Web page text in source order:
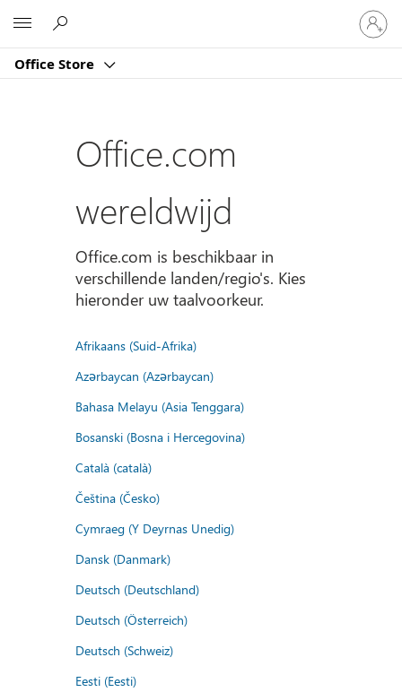
Office Store
Meld
je
aan
je
Office.com
wereldwijd
Office.com is beschikbaar in
verschillende landen/regio's. Kies
hieronder uw taalvoorkeur.
Afrikaans (Suid-Afrika)
Azərbaycan (Azərbaycan)
Bahasa Melayu (Asia Tenggara)
Bosanski (Bosna i Hercegovina)
Català (català)
Čeština (Česko)
Cymraeg (Y Deyrnas Unedig)
Dansk (Danmark)
Deutsch (Deutschland)
Deutsch (Österreich)
Deutsch (Schweiz)
Eesti (Eesti)